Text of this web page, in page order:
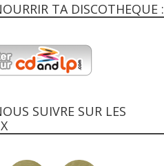
TA DISCOTHEQUE :
SUIVRE SUR LES